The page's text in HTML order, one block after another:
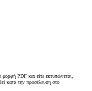
μορφή PDF και είτε εκτυπώνεται,
κατά την προσέλευση στο